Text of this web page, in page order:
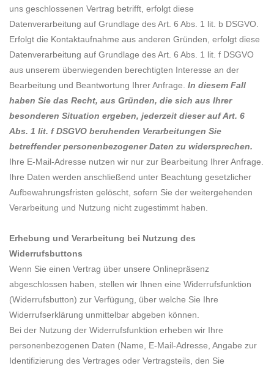
uns geschlossenen Vertrag betrifft, erfolgt diese
Datenverarbeitung auf Grundlage des Art. 6 Abs. 1 lit. b DSGVO.
Erfolgt die Kontaktaufnahme aus anderen Gründen, erfolgt diese
Datenverarbeitung auf Grundlage des Art. 6 Abs. 1 lit. f DSGVO
aus unserem überwiegenden berechtigten Interesse an der
Bearbeitung und Beantwortung Ihrer Anfrage. In diesem Fall
haben Sie das Recht, aus Gründen, die sich aus Ihrer
besonderen Situation ergeben, jederzeit dieser auf Art. 6
Abs. 1 lit. f DSGVO beruhenden Verarbeitungen Sie
betreffender personenbezogener Daten zu widersprechen.
Ihre E-Mail-Adresse nutzen wir nur zur Bearbeitung Ihrer Anfrage.
Ihre Daten werden anschließend unter Beachtung gesetzlicher
Aufbewahrungsfristen gelöscht, sofern Sie der weitergehenden
Verarbeitung und Nutzung nicht zugestimmt haben.
Erhebung und Verarbeitung bei Nutzung des
Widerrufsbuttons
Wenn Sie einen Vertrag über unsere Onlinepräsenz
abgeschlossen haben, stellen wir Ihnen eine Widerrufsfunktion
(Widerrufsbutton) zur Verfügung, über welche Sie Ihre
Widerrufserklärung unmittelbar abgeben können.
Bei der Nutzung der Widerrufsfunktion erheben wir Ihre
personenbezogenen Daten (Name, E-Mail-Adresse, Angabe zur
Identifizierung des Vertrages oder Vertragsteils, den Sie